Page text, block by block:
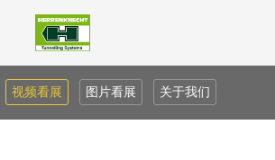
视频看展 图片看展 关于我们